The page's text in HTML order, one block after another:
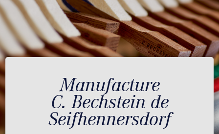
Manufacture
C. Bechstein de
Seifhennersdorf